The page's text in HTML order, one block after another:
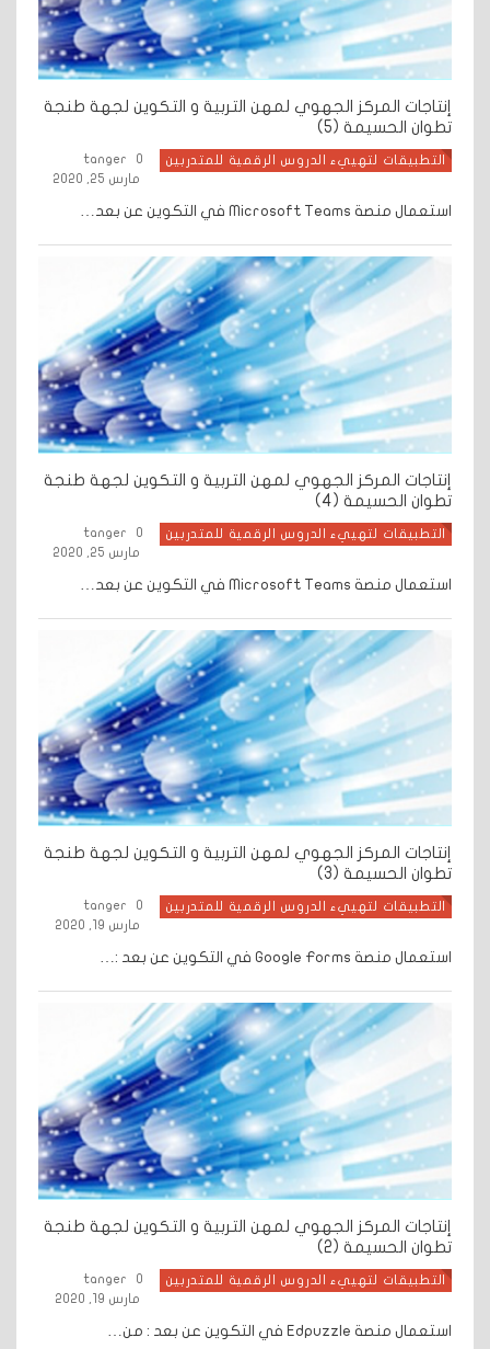
إنتاجات المركز الجهوي لمهن التربية و التكوين لجهة طنجة
تطوان الحسيمة (5)
التطبيقات لتهييء الدروس الرقمية للمتدربين 0
tanger
مارس 25, 2020
استعمال منصة Microsoft Teams في التكوين عن بعد…
إنتاجات المركز الجهوي لمهن التربية و التكوين لجهة طنجة
تطوان الحسيمة (4)
التطبيقات لتهييء الدروس الرقمية للمتدربين 0
tanger
مارس 25, 2020
استعمال منصة Microsoft Teams في التكوين عن بعد…
إنتاجات المركز الجهوي لمهن التربية و التكوين لجهة طنجة
تطوان الحسيمة (3)
التطبيقات لتهييء الدروس الرقمية للمتدربين 0
tanger
مارس 19, 2020
استعمال منصة Google Forms في التكوين عن بعد :…
إنتاجات المركز الجهوي لمهن التربية و التكوين لجهة طنجة
تطوان الحسيمة (2)
التطبيقات لتهييء الدروس الرقمية للمتدربين 0
tanger
مارس 19, 2020
استعمال منصة Edpuzzle في التكوين عن بعد : من…